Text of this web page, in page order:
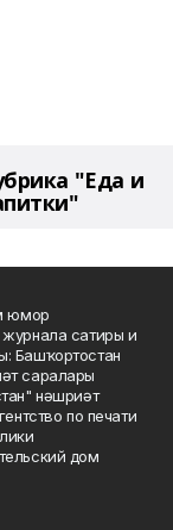
"Еда и
юмор
сатиры и
Башҡортостан
саралары
нәшриәт
по печати
дом